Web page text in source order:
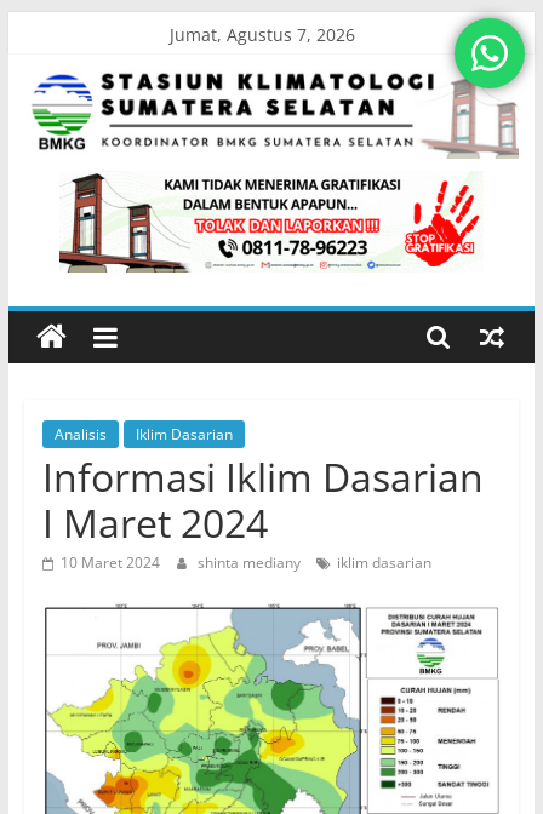
content
Jumat, Agustus 7, 2026
Stasiun
Klimatologi
Sumatera
Koordinator
BMKG
Sumatera
Selatan
Analisis Iklim Dasarian
Informasi Iklim Dasarian
I Maret 2024
10 Maret 2024 shinta mediany iklim dasarian